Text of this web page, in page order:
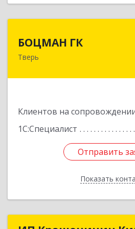
БОЦМАН ГК
Тверь
Клиентов на
1С:Специалист
Отправить
Показать
Отправить
Назад